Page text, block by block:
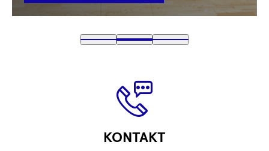
Text
1
Text
2
(
...
Text
3
KONTAKT